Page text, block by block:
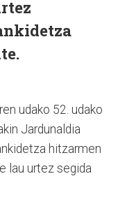
udako 52. udako
Jardunaldia
hitzarmen
lau urtez segida